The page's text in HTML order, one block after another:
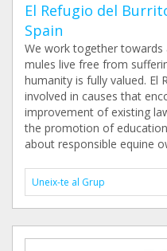
El Refugio del
Spain
We work together towards
mules live free from
humanity is fully valued. El
involved in causes that
improvement of existing
the promotion of
about responsible equine
Uneix-te al Grup